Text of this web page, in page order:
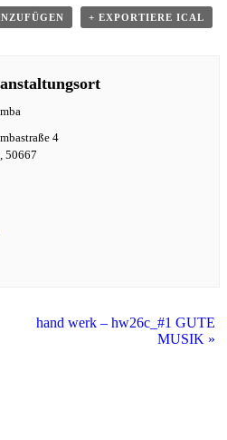
+ EXPORTIERE ICAL
4
50667
hand werk – hw26c_#1 GUTE
MUSIK »